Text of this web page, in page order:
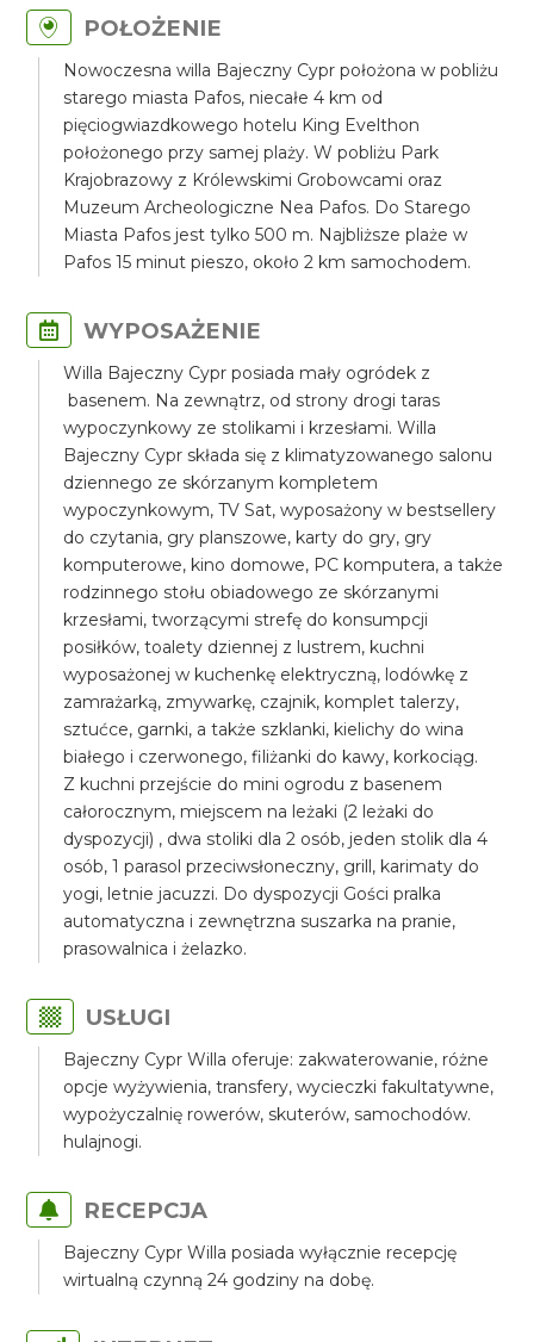
POŁOŻENIE
Nowoczesna willa Bajeczny Cypr położona w pobliżu
starego miasta Pafos, niecałe 4 km od
pięciogwiazdkowego hotelu King Evelthon
położonego przy samej plaży. W pobliżu Park
Krajobrazowy z Królewskimi Grobowcami oraz
Muzeum Archeologiczne Nea Pafos. Do Starego
Miasta Pafos jest tylko 500 m. Najbliższe plaże w
Pafos 15 minut pieszo, około 2 km samochodem.
WYPOSAŻENIE
Willa Bajeczny Cypr posiada mały ogródek z
basenem. Na zewnątrz, od strony drogi taras
wypoczynkowy ze stolikami i krzesłami. Willa
Bajeczny Cypr składa się z klimatyzowanego salonu
dziennego ze skórzanym kompletem
wypoczynkowym, TV Sat, wyposażony w bestsellery
do czytania, gry planszowe, karty do gry, gry
komputerowe, kino domowe, PC komputera, a także
rodzinnego stołu obiadowego ze skórzanymi
krzesłami, tworzącymi strefę do konsumpcji
posiłków, toalety dziennej z lustrem, kuchni
wyposażonej w kuchenkę elektryczną, lodówkę z
zamrażarką, zmywarkę, czajnik, komplet talerzy,
sztućce, garnki, a także szklanki, kielichy do wina
białego i czerwonego, filiżanki do kawy, korkociąg.
Z kuchni przejście do mini ogrodu z basenem
całorocznym, miejscem na leżaki (2 leżaki do
dyspozycji) , dwa stoliki dla 2 osób, jeden stolik dla 4
osób, 1 parasol przeciwsłoneczny, grill, karimaty do
yogi, letnie jacuzzi. Do dyspozycji Gości pralka
automatyczna i zewnętrzna suszarka na pranie,
prasowalnica i żelazko.
USŁUGI
Bajeczny Cypr Willa oferuje: zakwaterowanie, różne
opcje wyżywienia, transfery, wycieczki fakultatywne,
wypożyczalnię rowerów, skuterów, samochodów.
hulajnogi.
RECEPCJA
Bajeczny Cypr Willa posiada wyłącznie recepcję
wirtualną czynną 24 godziny na dobę.